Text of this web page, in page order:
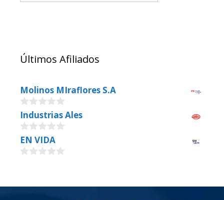
Últimos Afiliados
Molinos MIraflores S.A
0
o
u
t
o
f
Industrias Ales
0
o
u
5
EN VIDA
t